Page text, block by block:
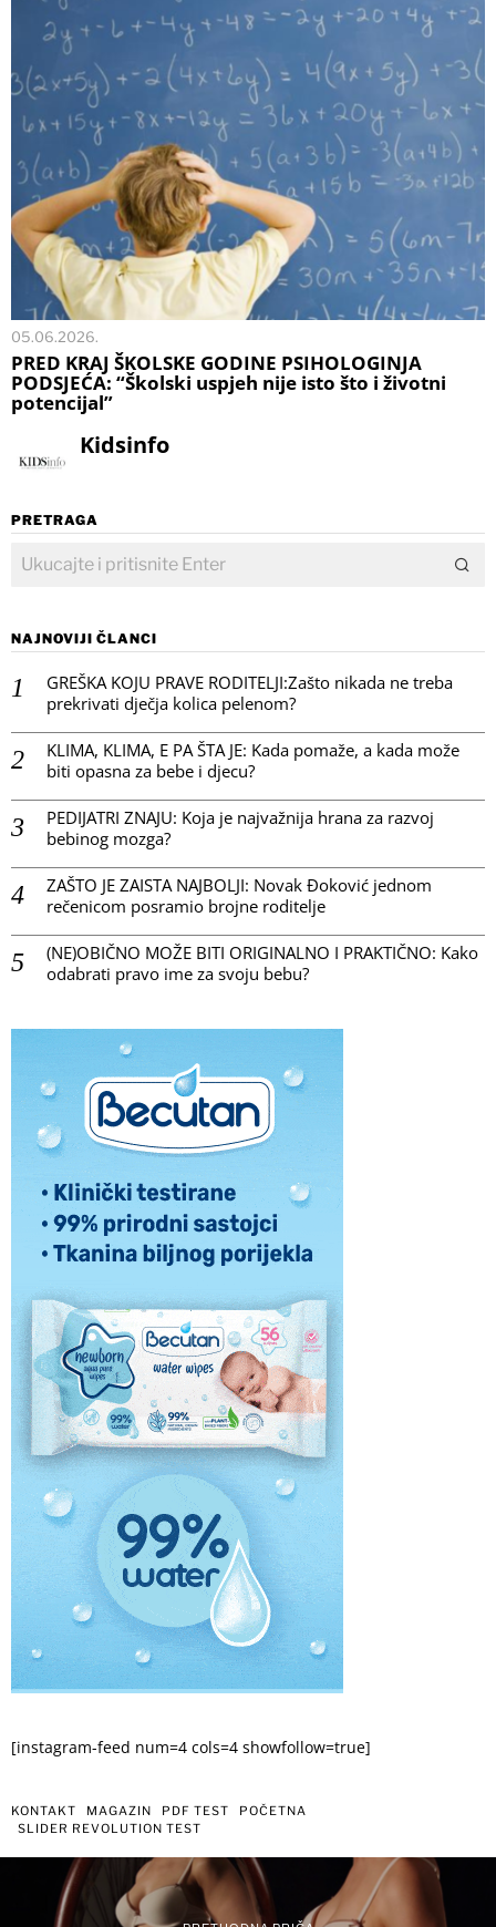
05.06.2026.
PRED KRAJ ŠKOLSKE GODINE PSIHOLOGINJA
PODSJEĆA: “Školski uspjeh nije isto što i životni
potencijal”
Kidsinfo
PRETRAGA
NAJNOVIJI ČLANCI
GREŠKA KOJU PRAVE RODITELJI:Zašto nikada ne treba
prekrivati dječja kolica pelenom?
KLIMA, KLIMA, E PA ŠTA JE: Kada pomaže, a kada može
biti opasna za bebe i djecu?
PEDIJATRI ZNAJU: Koja je najvažnija hrana za razvoj
bebinog mozga?
ZAŠTO JE ZAISTA NAJBOLJI: Novak Đoković jednom
rečenicom posramio brojne roditelje
(NE)OBIČNO MOŽE BITI ORIGINALNO I PRAKTIČNO: Kako
odabrati pravo ime za svoju bebu?
[instagram-feed num=4 cols=4 showfollow=true]
KONTAKT MAGAZIN PDF TEST
POČETNA
SLIDER REVOLUTION TEST